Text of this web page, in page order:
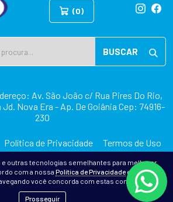
e outras tecnologias semelhantes para melhorar
com a nossa Política de Privacidadee
Termos
você concorda com estas condições.
Prosseguir
(0)
BUSCAR
Av. São João c/ Rua Pires Do Rio,
Jd. Nova Era - Ap. De Goiânia Cep: 74916-
230
Política de Privacidade Termos de Uso
INFONEW INFORMÁTICA